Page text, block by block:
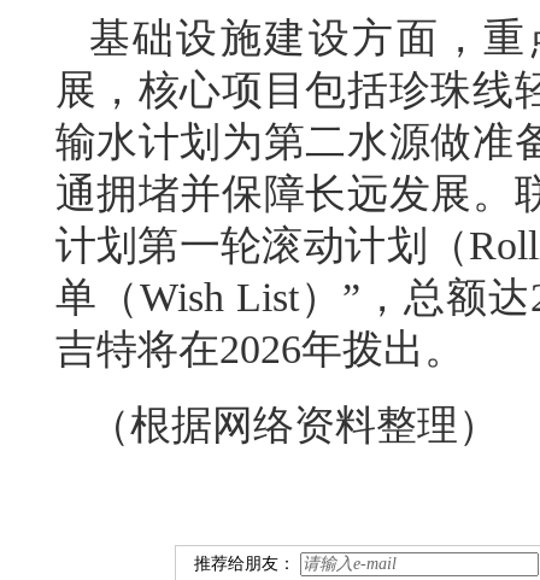
基础设施建设方面，
展，核心项目包括珍珠线
输水计划为第二水源做准
通拥堵并保障长远发展。
计划第一轮滚动计划（
单（Wish List）”，总额
吉特将在2026年拨出。
（根据网络资料整理）
推荐给朋友：